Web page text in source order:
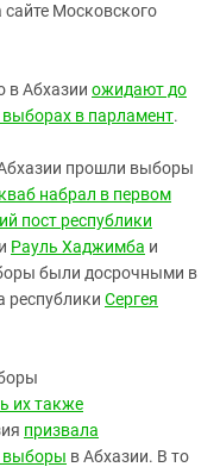
Московского
в Абхазии ожидают до
в парламент.
прошли выборы
набрал в первом
пост республики
Рауль Хаджимба и
были досрочными в
республики Сергея
их также
призвала
выборы в Абхазии. В то